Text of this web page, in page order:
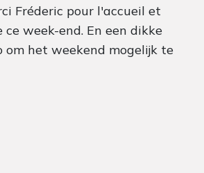
Fréderic pour l'accueil et
week-end. En een dikke
om het weekend mogelijk te